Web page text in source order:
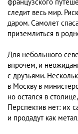
французского
следит весь мир.
даром. Самолет
приземлиться в
Для небольшого
впрочем, и
с друзьями.
в Москву в
но остался в
Перспектив нет: их
и продадут как